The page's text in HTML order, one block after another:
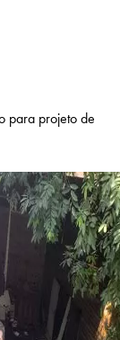
LOGIN
para projeto de